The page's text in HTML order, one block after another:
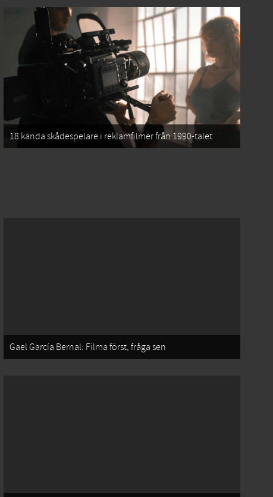
18 kända skådespelare i reklamfilmer från 1990-talet
Gael García Bernal: Filma först, fråga sen